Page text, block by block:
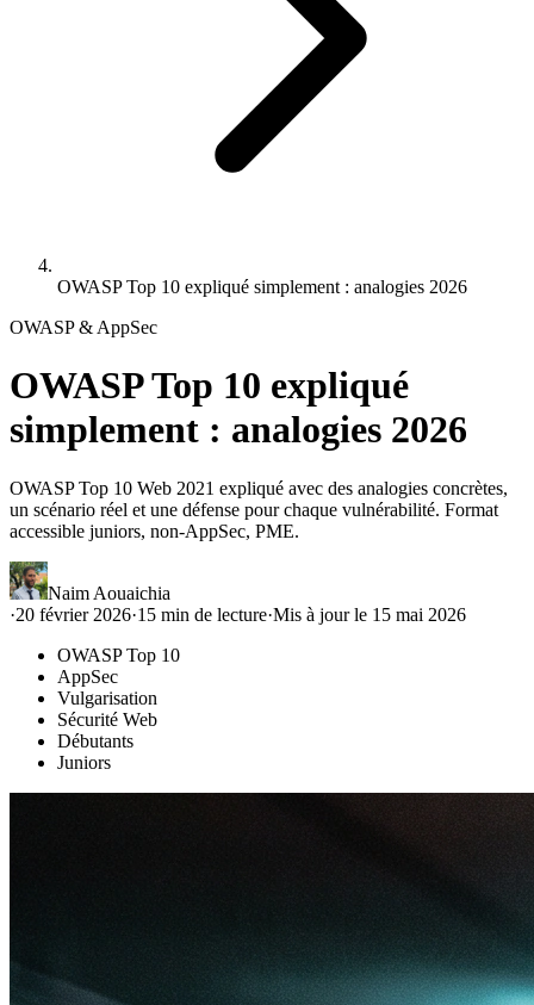
OWASP Top 10 expliqué simplement : analogies 2026
OWASP & AppSec
OWASP Top 10 expliqué
simplement : analogies 2026
OWASP Top 10 Web 2021 expliqué avec des analogies concrètes,
un scénario réel et une défense pour chaque vulnérabilité. Format
accessible juniors, non-AppSec, PME.
Naim Aouaichia
·20 février 2026·15 min de lecture·Mis à jour le 15 mai 2026
OWASP Top 10
AppSec
Vulgarisation
Sécurité Web
Débutants
Juniors